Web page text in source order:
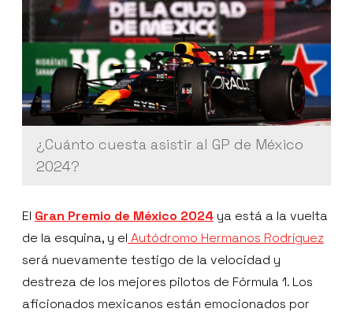
¿Cuánto cuesta asistir al GP de México
2024?
El Gran Premio de México 2024 ya está a la vuelta
de la esquina, y el Autódromo Hermanos Rodríguez
será nuevamente testigo de la velocidad y
destreza de los mejores pilotos de Fórmula 1. Los
aficionados mexicanos están emocionados por